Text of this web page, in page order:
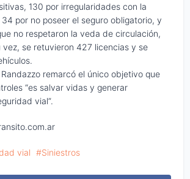
130 por irregularidades con la
por no poseer el seguro obligatorio, y
no respetaron la veda de circulación,
vez, se retuvieron 427 licencias y se
remarcó el único objetivo que
“es salvar vidas y generar
vial”.
vial Siniestros